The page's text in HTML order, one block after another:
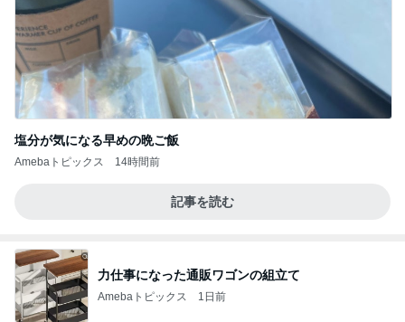
塩分が気になる早めの晩ご飯
Amebaトピックス 14時間前
記事を読む
力仕事になった通販ワゴンの組立て
Amebaトピックス 1日前